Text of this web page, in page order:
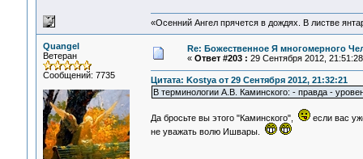
«Осенний Ангел прячется в дождях. В листве
Quangel
Ветеран
Сообщений: 7735
Re: Божественное Я многомерного
« Ответ #203 : 29 Сентября 2012,
Цитата: Kostya от 29 Сентября 2012, 21:32:21
В терминологии А.В. Каминского: - правда -
Да бросьте вы этого "Каминского",
если вас
не уважать волю Ишвары.